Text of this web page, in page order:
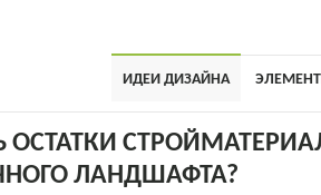
ИДЕИ ДИЗАЙНА
ОСТАТКИ
ЛАНДШАФТА?